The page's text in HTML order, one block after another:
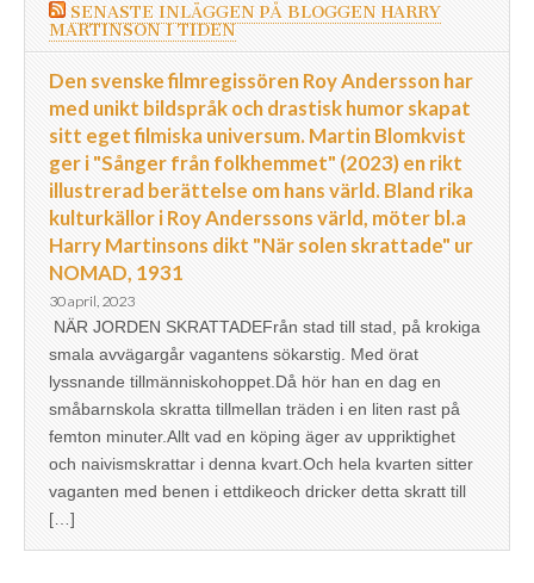
SENASTE INLÄGGEN PÅ BLOGGEN HARRY
MARTINSON I TIDEN
Den svenske filmregissören Roy Andersson har
med unikt bildspråk och drastisk humor skapat
sitt eget filmiska universum. Martin Blomkvist
ger i "Sånger från folkhemmet" (2023) en rikt
illustrerad berättelse om hans värld. Bland rika
kulturkällor i Roy Anderssons värld, möter bl.a
Harry Martinsons dikt "När solen skrattade" ur
NOMAD, 1931
30 april, 2023
NÄR JORDEN SKRATTADEFrån stad till stad, på krokiga
smala avvägargår vagantens sökarstig. Med örat
lyssnande tillmänniskohoppet.Då hör han en dag en
småbarnskola skratta tillmellan träden i en liten rast på
femton minuter.Allt vad en köping äger av uppriktighet
och naivismskrattar i denna kvart.Och hela kvarten sitter
vaganten med benen i ettdikeoch dricker detta skratt till
[…]